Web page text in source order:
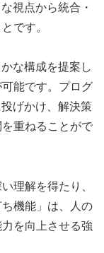
視点から統合・
です。
な構成を提案し
能です。プログ
げかけ、解決策
重ねることがで
理解を得たり、
機能」は、人の
を向上させる強